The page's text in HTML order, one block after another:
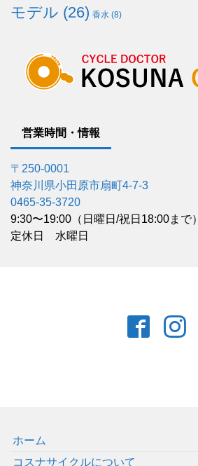
モデル (26) 香水 (8)
営業時間・情報
〒250-0001
神奈川県小田原市扇町4-7-3
0465-35-3720
9:30〜19:00（日曜日/祝日18:00まで）
定休日 水曜日
ホーム
コスナサイクルについて